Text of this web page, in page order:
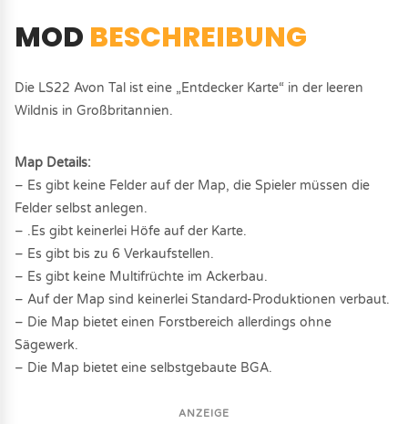
MOD BESCHREIBUNG
Die LS22 Avon Tal ist eine „Entdecker Karte“ in der leeren
Wildnis in Großbritannien.
Map Details:
– Es gibt keine Felder auf der Map, die Spieler müssen die
Felder selbst anlegen.
– .Es gibt keinerlei Höfe auf der Karte.
– Es gibt bis zu 6 Verkaufstellen.
– Es gibt keine Multifrüchte im Ackerbau.
– Auf der Map sind keinerlei Standard-Produktionen verbaut.
– Die Map bietet einen Forstbereich allerdings ohne
Sägewerk.
– Die Map bietet eine selbstgebaute BGA.
ANZEIGE